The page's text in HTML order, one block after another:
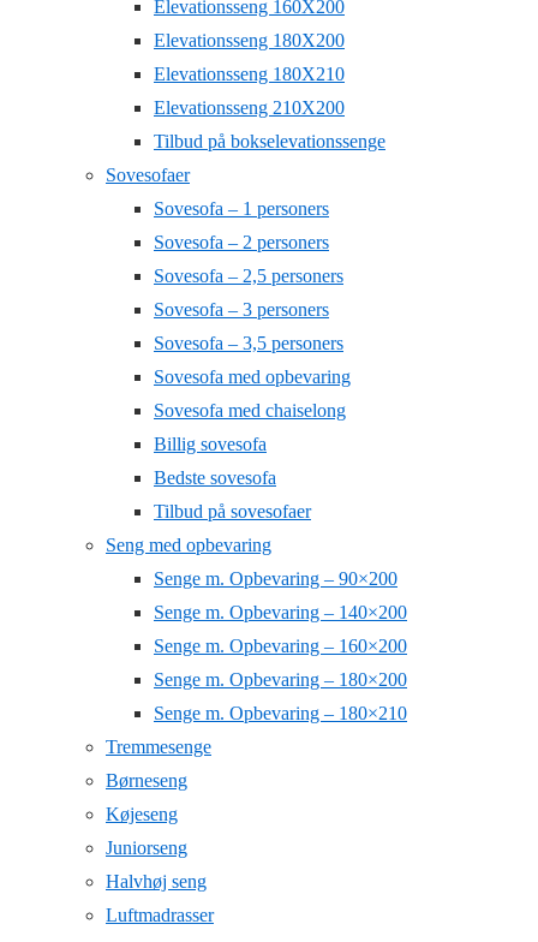
Elevationsseng 160X200
Elevationsseng 180X200
Elevationsseng 180X210
Elevationsseng 210X200
Tilbud på bokselevationssenge
Sovesofaer
Sovesofa – 1 personers
Sovesofa – 2 personers
Sovesofa – 2,5 personers
Sovesofa – 3 personers
Sovesofa – 3,5 personers
Sovesofa med opbevaring
Sovesofa med chaiselong
Billig sovesofa
Bedste sovesofa
Tilbud på sovesofaer
Seng med opbevaring
Senge m. Opbevaring – 90×200
Senge m. Opbevaring – 140×200
Senge m. Opbevaring – 160×200
Senge m. Opbevaring – 180×200
Senge m. Opbevaring – 180×210
Tremmesenge
Børneseng
Køjeseng
Juniorseng
Halvhøj seng
Luftmadrasser